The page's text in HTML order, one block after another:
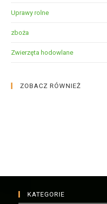
Uprawy rolne
zboża
Zwierzęta hodowlane
ZOBACZ RÓWNIEŻ
KATEGORIE